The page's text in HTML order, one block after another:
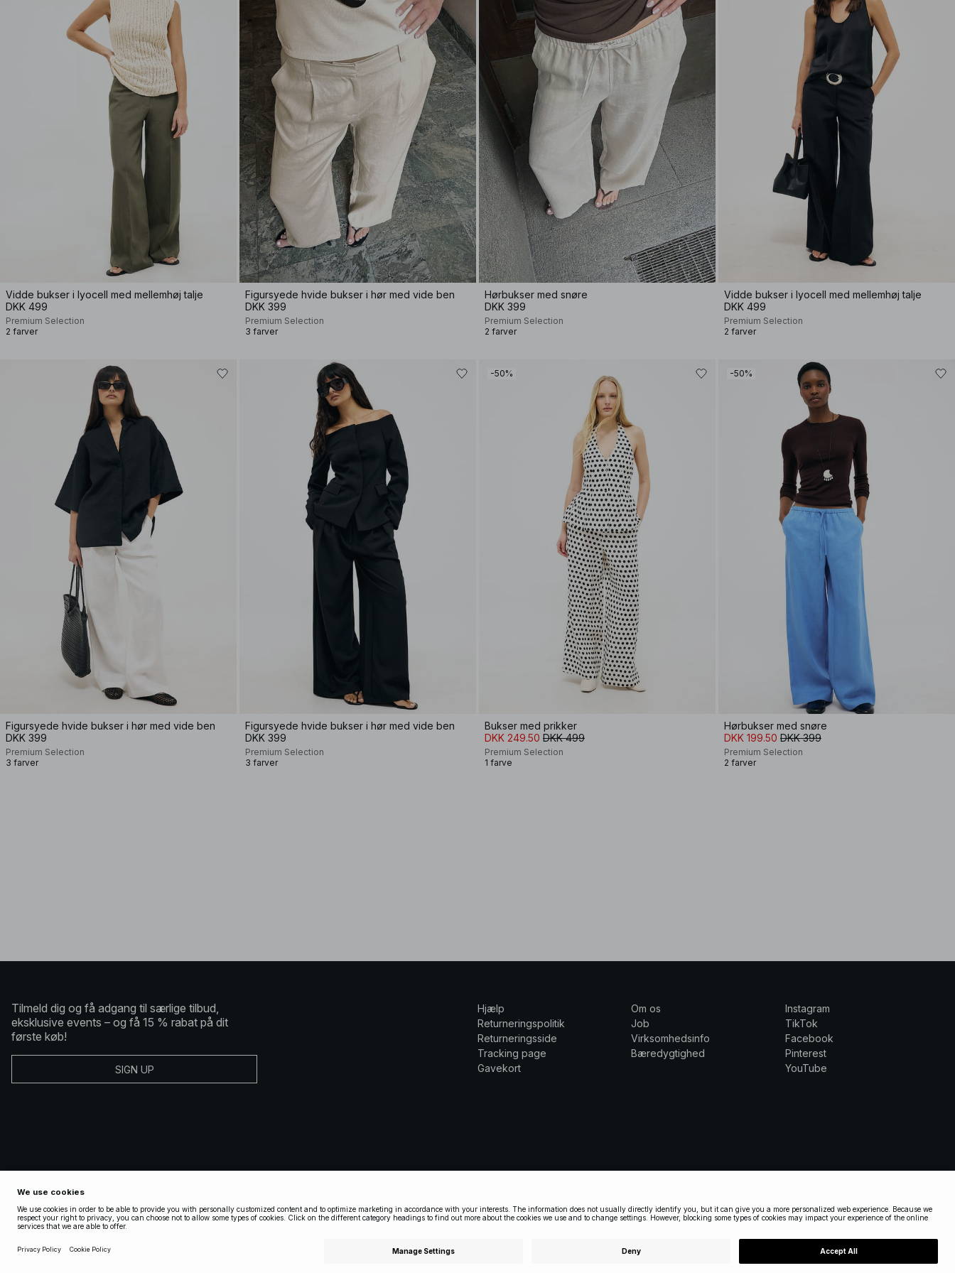
Vidde bukser i lyocell med mellemhøj talje
DKK 499
Premium Selection
2 farver
Figursyede hvide bukser i hør med vide ben
DKK 399
Premium Selection
3 farver
Hørbukser med snøre
DKK 399
Premium Selection
2 farver
Vidde bukser i lyocell med mellemhøj talje
DKK 499
Premium Selection
2 farver
Figursyede hvide bukser i hør med vide ben
DKK 399
Premium Selection
3 farver
Figursyede hvide bukser i hør med vide ben
DKK 399
Premium Selection
3 farver
-50%
Bukser med prikker
DKK 249.50 DKK 499
Premium Selection
1 farve
-50%
Hørbukser med snøre
DKK 199.50 DKK 399
Premium Selection
2 farver
Tilmeld dig og få adgang til særlige tilbud,
eksklusive events – og få 15 % rabat på dit
første køb!
SIGN UP
Hjælp
Returneringspolitik
Returneringsside
Tracking page
Gavekort
Om os
Job
Virksomhedsinfo
Bæredygtighed
Instagram
TikTok
Facebook
Pinterest
YouTube
Copyright 2025 Nakdcom One World AB
DENMARK